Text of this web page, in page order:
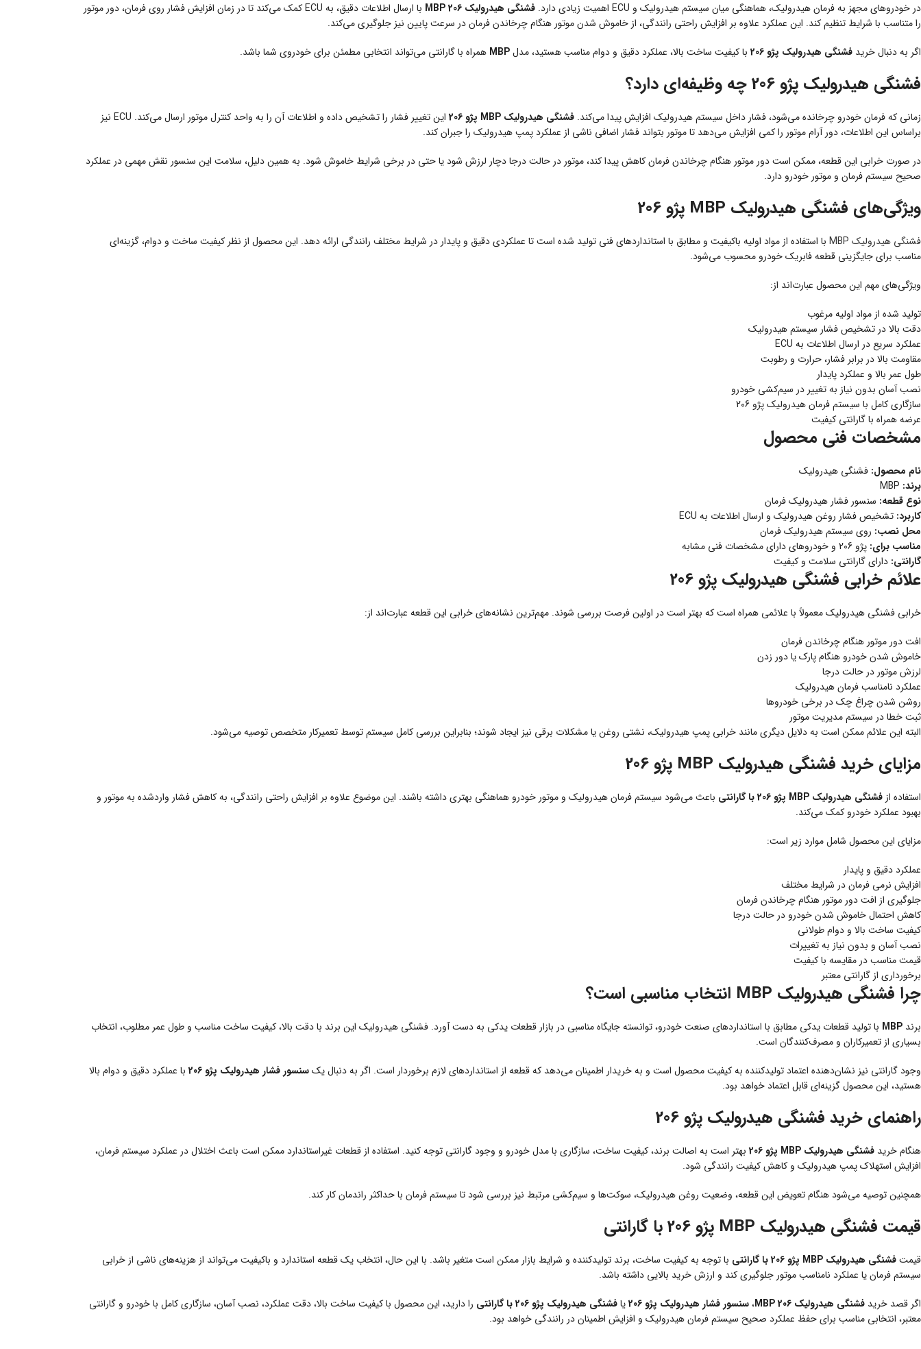
در خودروهای مجهز به فرمان هیدرولیک، هماهنگی میان سیستم هیدرولیک و ECU اهمیت زیادی دارد.
فشنگی هیدرولیک MBP 206
با ارسال اطلاعات دقیق، به ECU کمک می‌کند تا در زمان افزایش فشار روی فرمان، دور موتور
را متناسب با شرایط تنظیم کند. این عملکرد علاوه بر افزایش راحتی رانندگی، از خاموش شدن موتور هنگام چرخاندن فرمان در سرعت پایین نیز جلوگیری می‌کند.
اگر به دنبال خرید فشنگی هیدرولیک پژو 206 با کیفیت ساخت بالا، عملکرد دقیق و دوام مناسب هستید، مدلMBP همراه با گارانتی می‌تواند انتخابی مطمئن برای خودروی شما باشد.
فشنگی هیدرولیک پژو 206 چه وظیفه‌ای دارد؟
زمانی که فرمان خودرو چرخانده می‌شود، فشار داخل سیستم هیدرولیک افزایش پیدا می‌کند. فشنگی هیدرولیک MBP پژو 206
این تغییر فشار را تشخیص داده و اطلاعات آن را به واحد کنترل موتور ارسال می‌کند. ECU نیز
براساس این اطلاعات، دور آرام موتور را کمی افزایش می‌دهد تا موتور بتواند فشار اضافی ناشی از عملکرد پمپ هیدرولیک را جبران کند.
در صورت خرابی این قطعه، ممکن است دور موتور هنگام چرخاندن فرمان کاهش پیدا کند، موتور در حالت درجا دچار لرزش شود یا حتی در برخی شرایط خاموش شود. به همین دلیل، سلامت این سنسور نقش مهمی در عملکرد
صحیح سیستم فرمان و موتور خودرو دارد.
ویژگی‌های فشنگی هیدرولیک MBP پژو 206
فشنگی هیدرولیک MBP
با استفاده از مواد اولیه باکیفیت و مطابق با استانداردهای فنی تولید شده است تا عملکردی دقیق و پایدار در شرایط مختلف رانندگی ارائه دهد. این محصول از نظر کیفیت ساخت و دوام، گزینه‌ای
مناسب برای جایگزینی قطعه فابریک خودرو محسوب می‌شود.
ویژگی‌های مهم این محصول عبارت‌اند از:
تولید شده از مواد اولیه مرغوب
دقت بالا در تشخیص فشار سیستم هیدرولیک
عملکرد سریع در ارسال اطلاعات به ECU
مقاومت بالا در برابر فشار، حرارت و رطوبت
طول عمر بالا و عملکرد پایدار
نصب آسان بدون نیاز به تغییر در سیم‌کشی خودرو
سازگاری کامل با سیستم فرمان هیدرولیک پژو 206
عرضه همراه با گارانتی کیفیت
مشخصات فنی محصول
نام محصول: فشنگی هیدرولیک
برند:
نوع قطعه: سنسور فشار هیدرولیک فرمان
کاربرد: تشخیص فشار روغن هیدرولیک و ارسال اطلاعات به ECU
محل نصب: روی سیستم هیدرولیک فرمان
مناسب برای: پژو 206 و خودروهای دارای مشخصات فنی مشابه
گارانتی: دارای گارانتی سلامت و کیفیت
علائم خرابی فشنگی هیدرولیک پژو 206
خرابی فشنگی هیدرولیک معمولاً با علائمی همراه است که بهتر است در اولین فرصت بررسی شوند. مهم‌ترین نشانه‌های خرابی این قطعه عبارت‌اند از:
افت دور موتور هنگام چرخاندن فرمان
خاموش شدن خودرو هنگام پارک یا دور زدن
لرزش موتور در حالت درجا
عملکرد نامناسب فرمان هیدرولیک
روشن شدن چراغ چک در برخی خودروها
ثبت خطا در سیستم مدیریت موتور
البته این علائم ممکن است به دلایل دیگری مانند خرابی پمپ هیدرولیک، نشتی روغن یا مشکلات برقی نیز ایجاد شوند؛ بنابراین بررسی کامل سیستم توسط تعمیرکار متخصص توصیه می‌شود.
مزایای خرید فشنگی هیدرولیک MBP پژو 206
استفاده از فشنگی هیدرولیک MBP پژو 206 با گارانتی
باعث می‌شود سیستم فرمان هیدرولیک و موتور خودرو هماهنگی بهتری داشته باشند. این موضوع علاوه بر افزایش راحتی رانندگی، به کاهش فشار واردشده به موتور و
بهبود عملکرد خودرو کمک می‌کند.
مزایای این محصول شامل موارد زیر است:
عملکرد دقیق و پایدار
افزایش نرمی فرمان در شرایط مختلف
جلوگیری از افت دور موتور هنگام چرخاندن فرمان
کاهش احتمال خاموش شدن خودرو در حالت درجا
کیفیت ساخت بالا و دوام طولانی
نصب آسان و بدون نیاز به تغییرات
قیمت مناسب در مقایسه با کیفیت
برخورداری از گارانتی معتبر
چرا فشنگی هیدرولیک MBP انتخاب مناسبی است؟
برند MBP با تولید قطعات یدکی مطابق با استانداردهای صنعت خودرو، توانسته جایگاه مناسبی در بازار قطعات یدکی به دست آورد. فشنگی هیدرولیک این برند با دقت بالا، کیفیت ساخت مناسب و طول عمر مطلوب، انتخاب
بسیاری از تعمیرکاران و مصرف‌کنندگان است.
وجود گارانتی نیز نشان‌دهنده اعتماد تولیدکننده به کیفیت محصول است و به خریدار اطمینان می‌دهد که قطعه از استانداردهای لازم برخوردار است. اگر به دنبال یکسنسور فشار هیدرولیک پژو 206
با عملکرد دقیق و دوام بالا
هستید، این محصول گزینه‌ای قابل اعتماد خواهد بود.
راهنمای خرید فشنگی هیدرولیک پژو 206
هنگام خرید فشنگی هیدرولیک MBP پژو 206
بهتر است به اصالت برند، کیفیت ساخت، سازگاری با مدل خودرو و وجود گارانتی توجه کنید. استفاده از قطعات غیراستاندارد ممکن است باعث اختلال در عملکرد سیستم فرمان،
افزایش استهلاک پمپ هیدرولیک و کاهش کیفیت رانندگی شود.
همچنین توصیه می‌شود هنگام تعویض این قطعه، وضعیت روغن هیدرولیک، سوکت‌ها و سیم‌کشی مرتبط نیز بررسی شود تا سیستم فرمان با حداکثر راندمان کار کند.
قیمت فشنگی هیدرولیک MBP پژو 206 با گارانتی
قیمتفشنگی هیدرولیک MBP پژو 206 با گارانتی
با توجه به کیفیت ساخت، برند تولیدکننده و شرایط بازار ممکن است متغیر باشد. با این حال، انتخاب یک قطعه استاندارد و باکیفیت می‌تواند از هزینه‌های ناشی از خرابی
سیستم فرمان یا عملکرد نامناسب موتور جلوگیری کند و ارزش خرید بالایی داشته باشد.
اگر قصد خرید فشنگی هیدرولیک MBP 206 ،سنسور فشار هیدرولیک پژو 206 یافشنگی هیدرولیک پژو 206 با گارانتی
را دارید، این محصول با کیفیت ساخت بالا، دقت عملکرد، نصب آسان، سازگاری کامل با خودرو و گارانتی
معتبر، انتخابی مناسب برای حفظ عملکرد صحیح سیستم فرمان هیدرولیک و افزایش اطمینان در رانندگی خواهد بود.